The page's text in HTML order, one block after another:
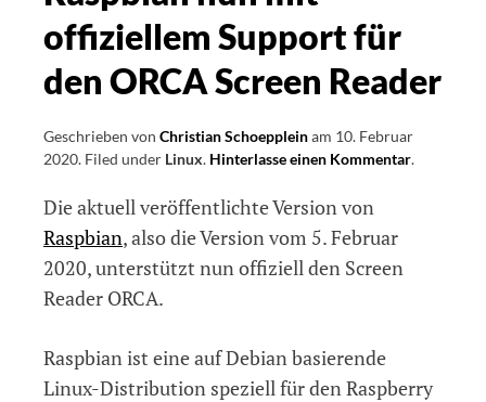
offiziellem Support für
den ORCA Screen Reader
Geschrieben von Christian Schoeppleinam 10. Februar
2020. Filed under Linux. Hinterlasse einen Kommentaron
Reader
.
Die aktuell veröffentlichte Version von
Raspbian, also die Version vom 5. Februar
2020, unterstützt nun offiziell den Screen
Reader ORCA.
Raspbian ist eine auf Debian basierende
Linux-Distribution speziell für den Raspberry